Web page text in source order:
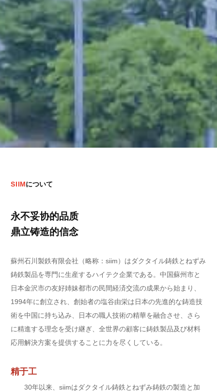
SIIMについて
永不妥协的品质
鼎立铸造的信念
蘇州石川製鉄有限会社（略称：siim）はダクタイル鋳鉄とねずみ
鋳鉄製品を専門に生産するハイテク企業である。中国蘇州市と
日本金沢市の友好姉妹都市の民間経済交流の成果から始まり、
1994年に創立され、創始者の塩谷由栄は日本の先進的な鋳造技
術を中国に持ち込み、日本の職人技術の精華を融合させ、さら
に精進する理念を受け継ぎ、全世界の顧客に鋳鉄製品及び材料
応用解決方案を提供することに力を尽くしている。
精于工
30年以来、siimはダクタイル鋳鉄とねずみ鋳鉄の製造と加